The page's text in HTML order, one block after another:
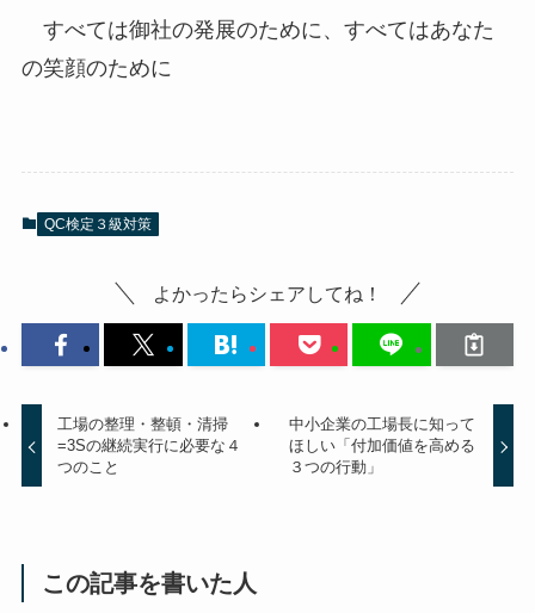
すべては御社の発展のために、すべてはあなた
の笑顔のために
QC検定３級対策
よかったらシェアしてね！
工場の整理・整頓・清掃
=3Sの継続実行に必要な４
つのこと
中小企業の工場長に知って
ほしい「付加価値を高める
３つの行動」
この記事を書いた人